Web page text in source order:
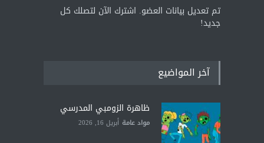
تم تعديل بيانات العضو. اشترك الآن لتصلك كل
جديد!
آخر المواضيع
ظاهرة الزومبي المدرسي
مواد عامة أبريل 16, 2026